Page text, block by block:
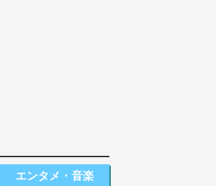
エンタメ・音楽